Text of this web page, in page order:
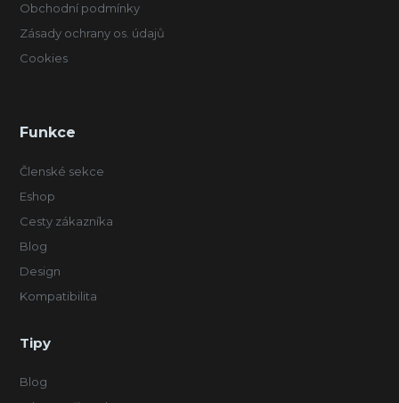
Obchodní podmínky
Zásady ochrany os. údajů
Cookies
Funkce
Členské sekce
Eshop
Cesty zákazníka
Blog
Design
Kompatibilita
Tipy
Blog